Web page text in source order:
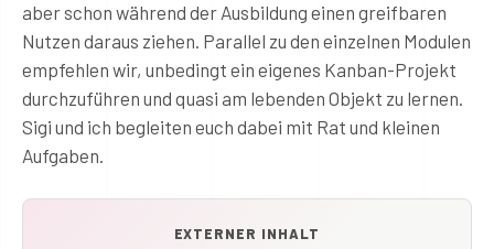
aber schon während der Ausbildung einen greifbaren
Nutzen daraus ziehen. Parallel zu den einzelnen Modulen
empfehlen wir, unbedingt ein eigenes Kanban-Projekt
durchzuführen und quasi am lebenden Objekt zu lernen.
Sigi und ich begleiten euch dabei mit Rat und kleinen
Aufgaben.
EXTERNER INHALT